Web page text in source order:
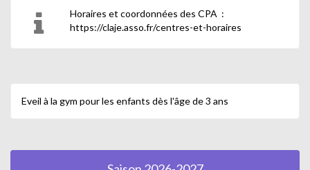
Horaires et coordonnées des CPA :
https://claje.asso.fr/centres-et-horaires
Eveil à la gym pour les enfants dès l'âge de 3 ans